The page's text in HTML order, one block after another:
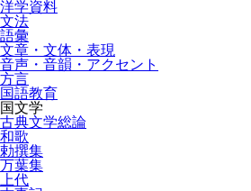
洋学資料
文法
語彙
文章・文体・表現
音声・音韻・アクセント
方言
国語教育
国文学
古典文学総論
和歌
勅撰集
万葉集
上代